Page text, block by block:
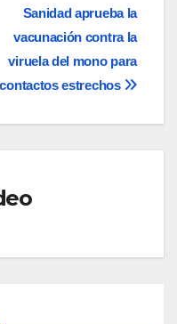
Sanidad aprueba la
vacunación contra la
viruela del mono para
contactos estrechos